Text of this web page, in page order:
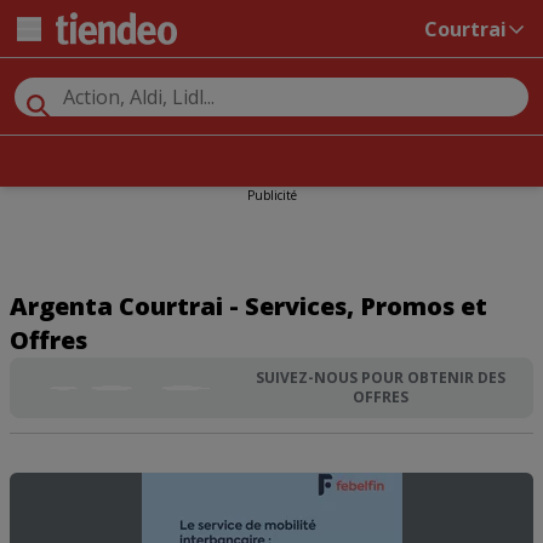
Courtrai
Publicité
Argenta Courtrai - Services, Promos et
Offres
SUIVEZ-NOUS POUR OBTENIR DES
OFFRES